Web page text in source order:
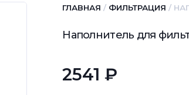
ГЛАВНАЯ / ФИЛЬТРАЦИЯ /
Наполнитель для
2541₽